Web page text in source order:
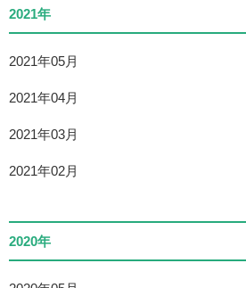
2021年
2021年05月
2021年04月
2021年03月
2021年02月
2020年